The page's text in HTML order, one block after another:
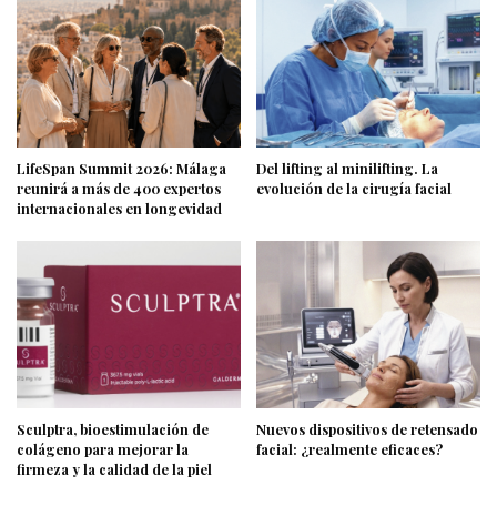
LifeSpan Summit 2026: Málaga
reunirá a más de 400 expertos
internacionales en longevidad
Del lifting al minilifting. La
evolución de la cirugía facial
Sculptra, bioestimulación de
colágeno para mejorar la
firmeza y la calidad de la piel
Nuevos dispositivos de retensado
facial: ¿realmente eficaces?